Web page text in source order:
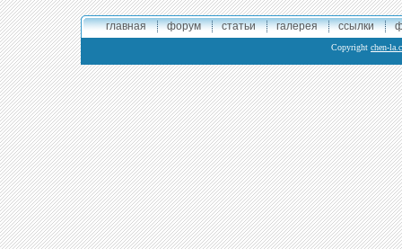
главная форум статьи галерея ссылки
Copyright chen-